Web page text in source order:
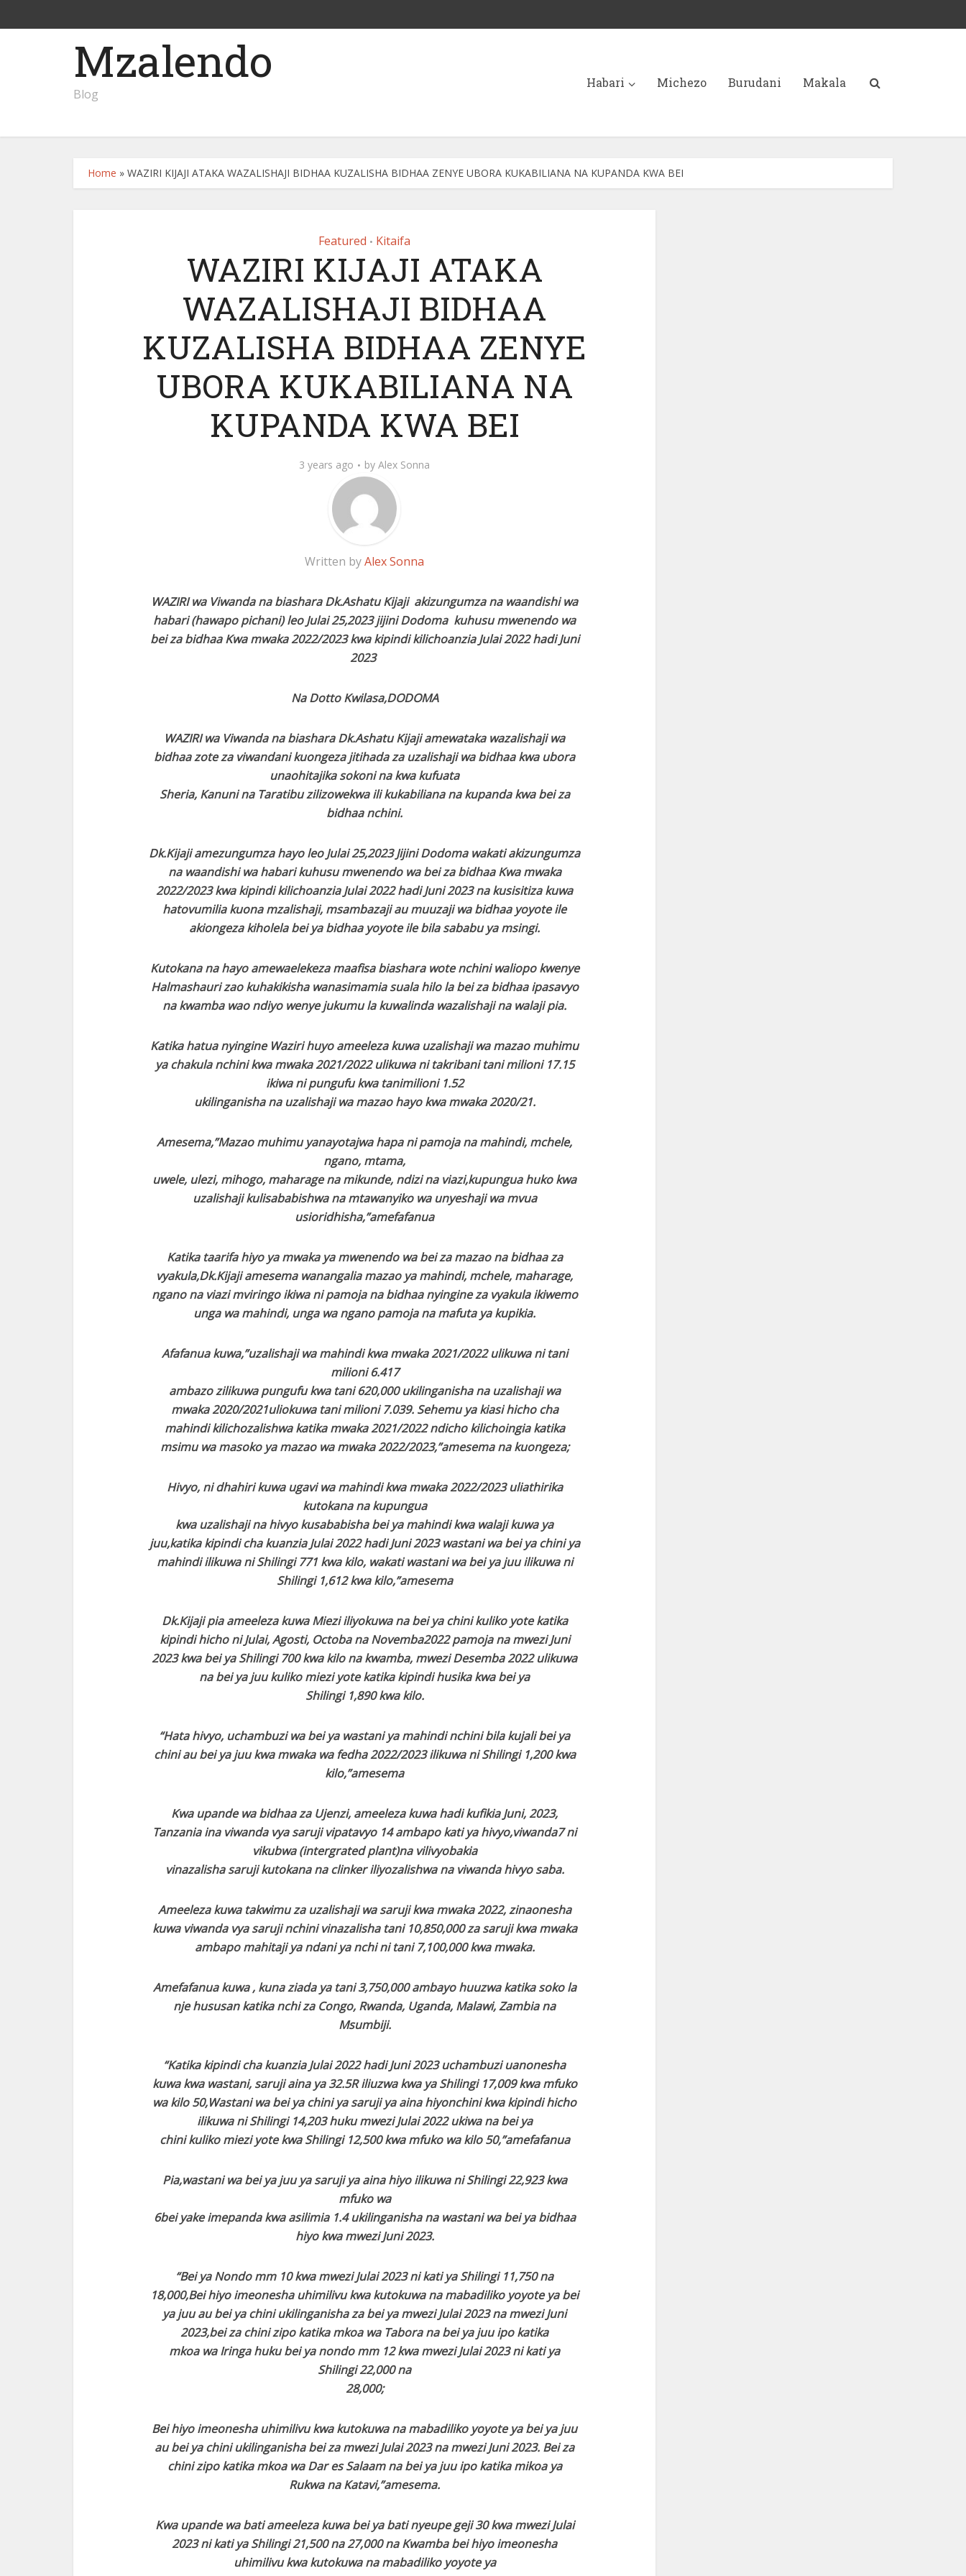
Mzalendo
Blog
Habari Michezo Burudani Makala
Home » WAZIRI KIJAJI ATAKA WAZALISHAJI BIDHAA KUZALISHA BIDHAA ZENYE UBORA KUKABILIANA NA KUPANDA KWA BEI
Featured • Kitaifa
WAZIRI KIJAJI ATAKA
WAZALISHAJI BIDHAA
KUZALISHA BIDHAA ZENYE
UBORA KUKABILIANA NA
KUPANDA KWA BEI
3 years ago by Alex Sonna
Written byAlex Sonna
WAZIRI wa Viwanda na biashara Dk.Ashatu Kijaji akizungumza na waandishi wa
habari (hawapo pichani) leo Julai 25,2023 jijini Dodoma kuhusu mwenendo wa
bei za bidhaa Kwa mwaka 2022/2023 kwa kipindi kilichoanzia Julai 2022 hadi Juni
2023
Na Dotto Kwilasa,DODOMA
WAZIRI wa Viwanda na biashara Dk.Ashatu Kijaji amewataka wazalishaji wa
bidhaa zote za viwandani kuongeza jitihada za uzalishaji wa bidhaa kwa ubora
unaohitajika sokoni na kwa kufuata
Sheria, Kanuni na Taratibu zilizowekwa ili kukabiliana na kupanda kwa bei za
bidhaa nchini.
Dk.Kijaji amezungumza hayo leo Julai 25,2023 Jijini Dodoma wakati akizungumza
na waandishi wa habari kuhusu mwenendo wa bei za bidhaa Kwa mwaka
2022/2023 kwa kipindi kilichoanzia Julai 2022 hadi Juni 2023 na kusisitiza kuwa
hatovumilia kuona mzalishaji, msambazaji au muuzaji wa bidhaa yoyote ile
akiongeza kiholela bei ya bidhaa yoyote ile bila sababu ya msingi.
Kutokana na hayo amewaelekeza maafisa biashara wote nchini waliopo kwenye
Halmashauri zao kuhakikisha wanasimamia suala hilo la bei za bidhaa ipasavyo
na kwamba wao ndiyo wenye jukumu la kuwalinda wazalishaji na walaji pia.
Katika hatua nyingine Waziri huyo ameeleza kuwa uzalishaji wa mazao muhimu
ya chakula nchini kwa mwaka 2021/2022 ulikuwa ni takribani tani milioni 17.15
ikiwa ni pungufu kwa tanimilioni 1.52
ukilinganisha na uzalishaji wa mazao hayo kwa mwaka 2020/21.
Amesema,”Mazao muhimu yanayotajwa hapa ni pamoja na mahindi, mchele,
ngano, mtama,
uwele, ulezi, mihogo, maharage na mikunde, ndizi na viazi,kupungua huko kwa
uzalishaji kulisababishwa na mtawanyiko wa unyeshaji wa mvua
usioridhisha,”amefafanua
Katika taarifa hiyo ya mwaka ya mwenendo wa bei za mazao na bidhaa za
vyakula,Dk.Kijaji amesema wanangalia mazao ya mahindi, mchele, maharage,
ngano na viazi mviringo ikiwa ni pamoja na bidhaa nyingine za vyakula ikiwemo
unga wa mahindi, unga wa ngano pamoja na mafuta ya kupikia.
Afafanua kuwa,”uzalishaji wa mahindi kwa mwaka 2021/2022 ulikuwa ni tani
milioni 6.417
ambazo zilikuwa pungufu kwa tani 620,000 ukilinganisha na uzalishaji wa
mwaka 2020/2021uliokuwa tani milioni 7.039. Sehemu ya kiasi hicho cha
mahindi kilichozalishwa katika mwaka 2021/2022 ndicho kilichoingia katika
msimu wa masoko ya mazao wa mwaka 2022/2023,”amesema na kuongeza;
Hivyo, ni dhahiri kuwa ugavi wa mahindi kwa mwaka 2022/2023 uliathirika
kutokana na kupungua
kwa uzalishaji na hivyo kusababisha bei ya mahindi kwa walaji kuwa ya
juu,katika kipindi cha kuanzia Julai 2022 hadi Juni 2023 wastani wa bei ya chini ya
mahindi ilikuwa ni Shilingi 771 kwa kilo, wakati wastani wa bei ya juu ilikuwa ni
Shilingi 1,612 kwa kilo,”amesema
Dk.Kijaji pia ameeleza kuwa Miezi iliyokuwa na bei ya chini kuliko yote katika
kipindi hicho ni Julai, Agosti, Octoba na Novemba2022 pamoja na mwezi Juni
2023 kwa bei ya Shilingi 700 kwa kilo na kwamba, mwezi Desemba 2022 ulikuwa
na bei ya juu kuliko miezi yote katika kipindi husika kwa bei ya
Shilingi 1,890 kwa kilo.
“Hata hivyo, uchambuzi wa bei ya wastani ya mahindi nchini bila kujali bei ya
chini au bei ya juu kwa mwaka wa fedha 2022/2023 ilikuwa ni Shilingi 1,200 kwa
kilo,”amesema
Kwa upande wa bidhaa za Ujenzi, ameeleza kuwa hadi kufikia Juni, 2023,
Tanzania ina viwanda vya saruji vipatavyo 14 ambapo kati ya hivyo,viwanda7 ni
vikubwa (intergrated plant)na vilivyobakia
vinazalisha saruji kutokana na clinker iliyozalishwa na viwanda hivyo saba.
Ameeleza kuwa takwimu za uzalishaji wa saruji kwa mwaka 2022, zinaonesha
kuwa viwanda vya saruji nchini vinazalisha tani 10,850,000 za saruji kwa mwaka
ambapo mahitaji ya ndani ya nchi ni tani 7,100,000 kwa mwaka.
Amefafanua kuwa , kuna ziada ya tani 3,750,000 ambayo huuzwa katika soko la
nje hususan katika nchi za Congo, Rwanda, Uganda, Malawi, Zambia na
Msumbiji.
“Katika kipindi cha kuanzia Julai 2022 hadi Juni 2023 uchambuzi uanonesha
kuwa kwa wastani, saruji aina ya 32.5R iliuzwa kwa ya Shilingi 17,009 kwa mfuko
wa kilo 50,Wastani wa bei ya chini ya saruji ya aina hiyonchini kwa kipindi hicho
ilikuwa ni Shilingi 14,203 huku mwezi Julai 2022 ukiwa na bei ya
chini kuliko miezi yote kwa Shilingi 12,500 kwa mfuko wa kilo 50,”amefafanua
Pia,wastani wa bei ya juu ya saruji ya aina hiyo ilikuwa ni Shilingi 22,923 kwa
mfuko wa
6bei yake imepanda kwa asilimia 1.4 ukilinganisha na wastani wa bei ya bidhaa
hiyo kwa mwezi Juni 2023.
“Bei ya Nondo mm 10 kwa mwezi Julai 2023 ni kati ya Shilingi 11,750 na
18,000,Bei hiyo imeonesha uhimilivu kwa kutokuwa na mabadiliko yoyote ya bei
ya juu au bei ya chini ukilinganisha za bei ya mwezi Julai 2023 na mwezi Juni
2023,bei za chini zipo katika mkoa wa Tabora na bei ya juu ipo katika
mkoa wa Iringa huku bei ya nondo mm 12 kwa mwezi Julai 2023 ni kati ya
Shilingi 22,000 na
28,000;
Bei hiyo imeonesha uhimilivu kwa kutokuwa na mabadiliko yoyote ya bei ya juu
au bei ya chini ukilinganisha bei za mwezi Julai 2023 na mwezi Juni 2023. Bei za
chini zipo katika mkoa wa Dar es Salaam na bei ya juu ipo katika mikoa ya
Rukwa na Katavi,”amesema.
Kwa upande wa bati ameeleza kuwa bei ya bati nyeupe geji 30 kwa mwezi Julai
2023 ni kati ya Shilingi 21,500 na 27,000 na Kwamba bei hiyo imeonesha
uhimilivu kwa kutokuwa na mabadiliko yoyote ya